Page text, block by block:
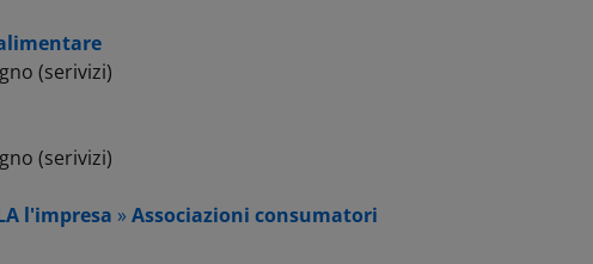
(serivizi)
(serivizi)
l'impresa »Associazioni consumatori